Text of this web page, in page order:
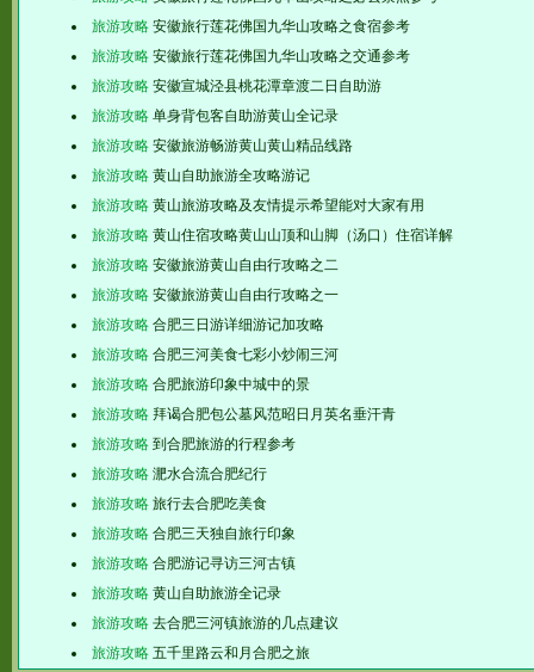
旅游攻略 安徽旅行莲花佛国九华山攻略之食宿参考
旅游攻略 安徽旅行莲花佛国九华山攻略之交通参考
旅游攻略 安徽宣城泾县桃花潭章渡二日自助游
旅游攻略 单身背包客自助游黄山全记录
旅游攻略 安徽旅游畅游黄山黄山精品线路
旅游攻略 黄山自助旅游全攻略游记
旅游攻略 黄山旅游攻略及友情提示希望能对大家有用
旅游攻略 黄山住宿攻略黄山山顶和山脚（汤口）住宿详解
旅游攻略 安徽旅游黄山自由行攻略之二
旅游攻略 安徽旅游黄山自由行攻略之一
旅游攻略 合肥三日游详细游记加攻略
旅游攻略 合肥三河美食七彩小炒闹三河
旅游攻略 合肥旅游印象中城中的景
旅游攻略 拜谒合肥包公墓风范昭日月英名垂汗青
旅游攻略 到合肥旅游的行程参考
旅游攻略 淝水合流合肥纪行
旅游攻略 旅行去合肥吃美食
旅游攻略 合肥三天独自旅行印象
旅游攻略 合肥游记寻访三河古镇
旅游攻略 黄山自助旅游全记录
旅游攻略 去合肥三河镇旅游的几点建议
旅游攻略 五千里路云和月合肥之旅